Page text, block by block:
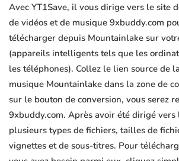
Avec YT1Save, il vous dirige vers le site
de vidéos et de musique 9xbuddy.com
télécharger depuis Mountainlake sur
(appareils intelligents tels que les
les téléphones). Collez le lien source de
musique Mountainlake dans la zone de
sur le bouton de conversion, vous serez
9xbuddy.com. Après avoir été dirigé vers
plusieurs types de fichiers, tailles de
vignettes et de sous-titres. Pour